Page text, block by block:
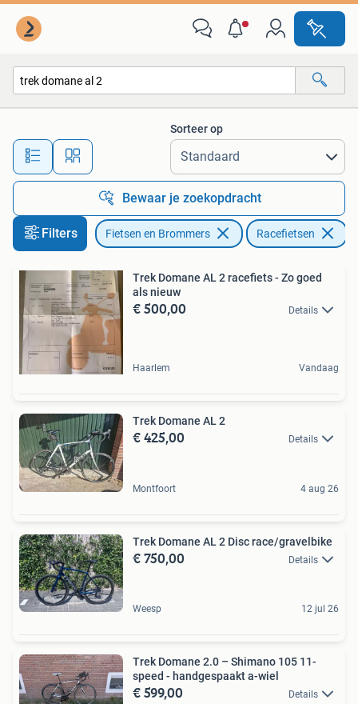
Alle afstanden…
Sorteer op
Bewaar je zoekopdracht
Filters Fietsen en Brommers Racefietsen
Trek Domane AL 2 racefiets - Zo goed
als nieuw
€ 500,00 Details
Haarlem Vandaag
Trek Domane AL 2
€ 425,00 Details
Montfoort 4 aug 26
Trek Domane AL 2 Disc race/gravelbike
€ 750,00 Details
Weesp 12 jul 26
Trek Domane 2.0 – Shimano 105 11-
speed - handgespaakt a-wiel
€ 599,00 Details